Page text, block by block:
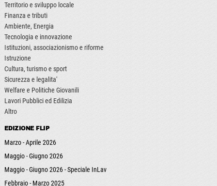
Territorio e sviluppo locale
Finanza e tributi
Ambiente, Energia
Tecnologia e innovazione
Istituzioni, associazionismo e riforme
Istruzione
Cultura, turismo e sport
Sicurezza e legalita'
Welfare e Politiche Giovanili
Lavori Pubblici ed Edilizia
Altro
EDIZIONE FLIP
Marzo - Aprile 2026
Maggio - Giugno 2026
Maggio - Giugno 2026 - Speciale InLav
Febbraio - Marzo 2025